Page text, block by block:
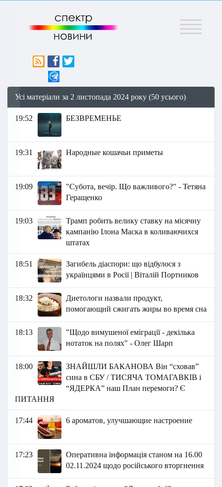
Меню
Усі матеріали за 2 листопада 2024 року (50 усього)
19:52 БЕЗВРЕМЕНЬЕ
19:31 Народные кошачьи приметы
19:09
"Субота, вечір. Що важливого?" - Тетяна
Геращенко
19:03
Трамп робить велику ставку на місячну
кампанію Ілона Маска в коливаючихся
штатах
18:51
Загибель діаспори: що відбулося з
українцями в Росії | Віталій Портников
18:32
Диетологи назвали продукт,
помогающий сжигать жиры во время сна
18:13
"Щодо вимушеної еміграції - декілька
нотаток на полях" - Олег Шарп
18:00
ЗНАЙШЛИ БАКАНОВА Він “сховав”
сина в СБУ / ТИСЯЧА ТОМАГАВКІВ і
“ЯДЕРКА” наш План перемоги? Є
ПИТАННЯ
17:44 6 ароматов, улучшающие настроение
17:23
Оперативна інформація станом на 16.00
02.11.2024 щодо російського вторгнення